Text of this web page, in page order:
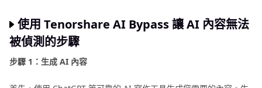
使用 Tenorshare AI Bypass 讓 AI 內容無法
被偵測的步驟
步驟 1：生成 AI 內容